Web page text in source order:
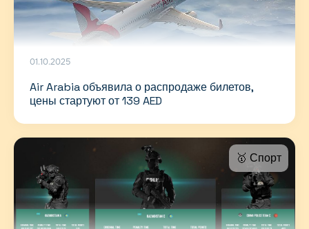
01.10.2025
Air Arabia объявила о распродаже билетов,
цены стартуют от 139 AED
🥇 Спорт